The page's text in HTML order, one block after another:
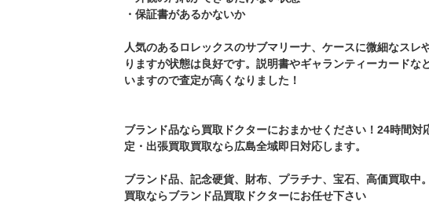
・保証書があるかないか
人気のあるロレックスのサブマリーナ、ケースに微細なスレ
りますが状態は良好です。説明書やギャランティーカードな
いますので査定が高くなりました！
ブランド品なら買取ドクターにおまかせください！24時間対
定・出張買取買取なら広島全域即日対応します。
ブランド品、記念硬貨、財布、プラチナ、宝石、高価買取中。
買取ならブランド品買取ドクターにお任せ下さい